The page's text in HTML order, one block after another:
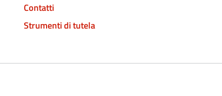
Contatti
Strumenti di tutela